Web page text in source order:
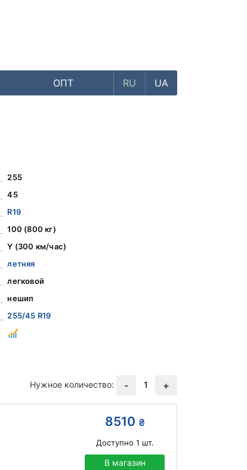
ОПТ RU UA
255
45
R19
100 (800 кг)
Y (300 км/час)
летняя
легковой
нешип
255/45 R19
Нужное количество: - 1 +
8510 ₴
Доступно 1 шт.
В магазин